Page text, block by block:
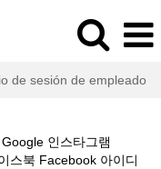
de sesión de empleado
인스타그램
스북 Facebook 아이디